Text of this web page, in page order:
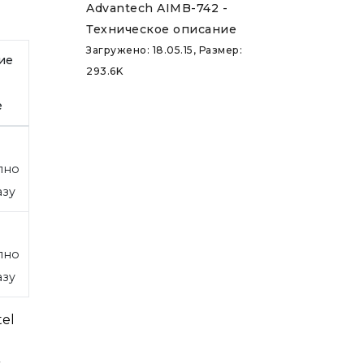
Advantech AIMB-742 -
Техническое описание
Загружено: 18.05.15, Размер:
293.6K